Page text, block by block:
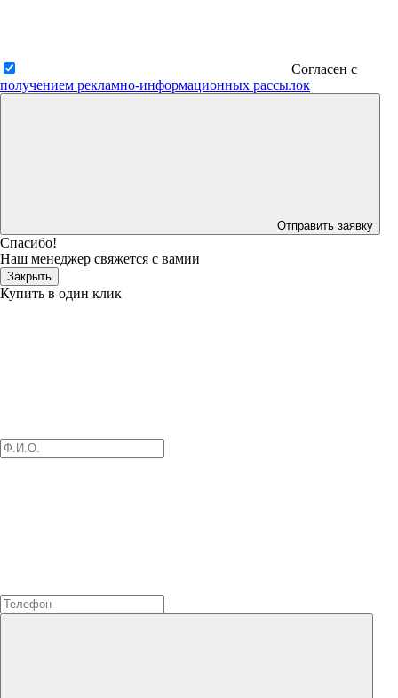
Согласен с
получением рекламно-информационных рассылок
Отправить заявку
Спасибо!
Наш менеджер свяжется с вамии
Закрыть
Купить в один клик